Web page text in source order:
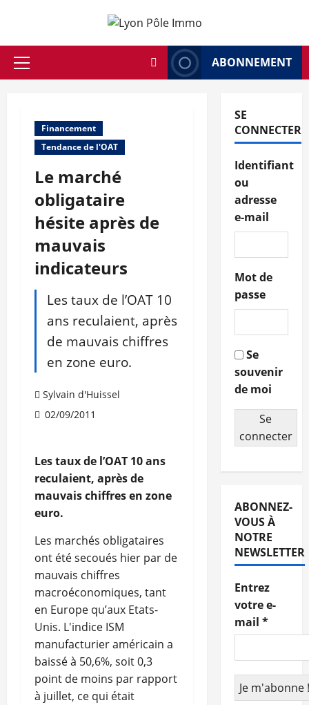
contenu
Menu
ABONNEMENT
Financement
Tendance de l'OAT
Le marché
obligataire
hésite après de
mauvais
indicateurs
Les taux de l’OAT 10
ans reculaient, après
de mauvais chiffres
en zone euro.
Sylvain d'Huissel
02/09/2011
Les taux de l’OAT 10 ans
reculaient, après de
mauvais chiffres en zone
euro.
Les marchés obligataires
ont été secoués hier par de
mauvais chiffres
macroéconomiques, tant
en Europe qu’aux Etats-
Unis. L'indice ISM
manufacturier américain a
baissé à 50,6%, soit 0,3
point de moins par rapport
à juillet, ce qui était
SE
CONNECTER
Identifiant
ou
adresse
e-mail
Mot de
passe
Se
souvenir
de moi
Se
connecter
ABONNEZ-
VOUS À
NOTRE
NEWSLETTER
Entrez
votre e-
mail *